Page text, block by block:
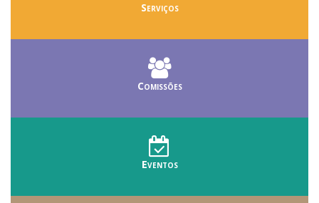
Serviços
Comissões
Eventos